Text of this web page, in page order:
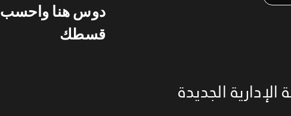
دوس هنا واحسب
قسطك
الجديدة